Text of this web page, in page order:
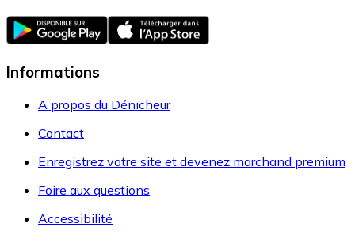
Informations
A propos du Dénicheur
Contact
Enregistrez votre site et devenez marchand premium
Foire aux questions
Accessibilité